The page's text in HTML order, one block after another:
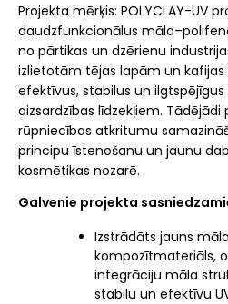
Projekta mērķis: POLYCLAY-UV
daudzfunkcionālus
no pārtikas un dzērienu
izlietotām tējas lapām un
efektīvus, stabilus un ilgtspējīgus
aizsardzības līdzekļiem.
rūpniecības atkritumu
principu īstenošanu un jaunu
kosmētikas nozarē.
Galvenie projekta
Izstrādāts jauns
kompozītmateriāls,
integrāciju māla
stabilu un efektīvu